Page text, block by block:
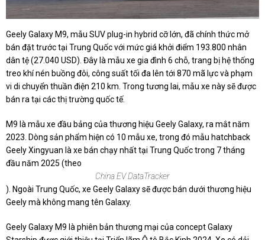
Geely Galaxy M9, mẫu SUV plug-in hybrid cỡ lớn, đã chính thức mở
bán đặt trước tại Trung Quốc với mức giá khởi điểm 193.800 nhân
dân tệ (27.040 USD). Đây là mẫu xe gia đình 6 chỗ, trang bị hệ thống
treo khí nén buồng đôi, công suất tối đa lên tới 870 mã lực và phạm
vi di chuyển thuần điện 210 km. Trong tương lai, mẫu xe này sẽ được
bán ra tại các thị trường quốc tế.
M9 là mẫu xe đầu bảng của thương hiệu Geely Galaxy, ra mắt năm
2023. Dòng sản phẩm hiện có 10 mẫu xe, trong đó mẫu hatchback
Geely Xingyuan là xe bán chạy nhất tại Trung Quốc trong 7 tháng
đầu năm 2025 (theo
China EV DataTracker
). Ngoài Trung Quốc, xe Geely Galaxy sẽ được bán dưới thương hiệu
Geely mà không mang tên Galaxy.
Geely Galaxy M9 là phiên bản thương mại của concept Galaxy